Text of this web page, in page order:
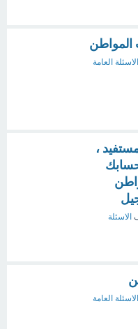
الاسئلة العامة
،
الاسئلة
الاسئلة العامة